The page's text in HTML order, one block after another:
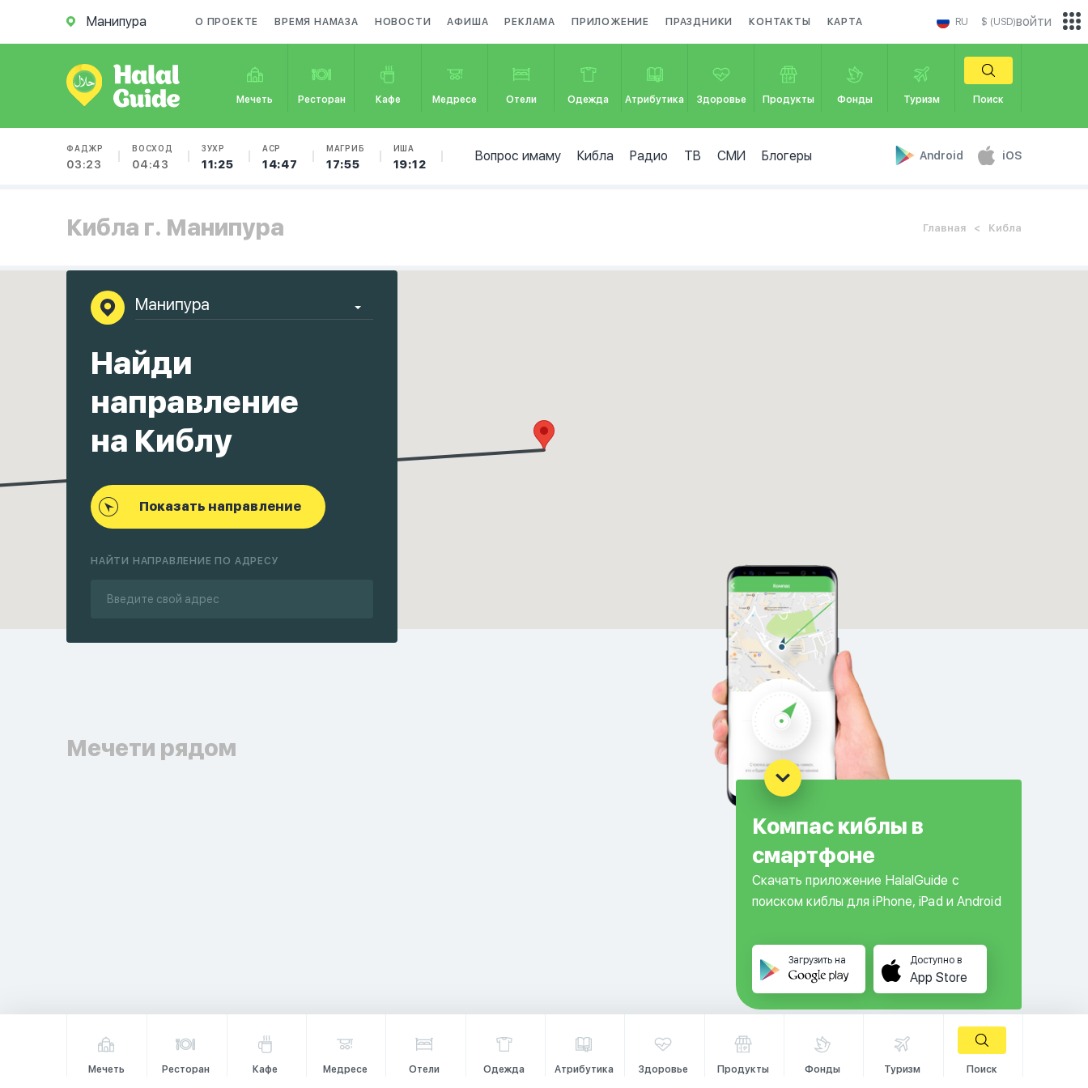
Манипура О ПРОЕКТЕ ВРЕМЯ НАМАЗА НОВОСТИ АФИША РЕКЛАМА ПРИЛОЖЕНИЕ ПРАЗДНИКИ КОНТАКТЫ КАРТА RU $ (USD)
Мечеть Ресторан Кафе Медресе Отели Одежда Атрибутика Здоровье Продукты Фонды Туризм Поиск
ФАДЖР
03:23
ВОСХОД
04:43
ЗУХР
11:25
АСР
14:47
МАГРИБ
17:55
ИША
19:12
Вопрос имаму Кибла Радио ТВ СМИ Блогеры Android iOS
войти
Кибла г. Манипура Главная Кибла
Найди
направление
на Киблу
Показать направление
НАЙТИ НАПРАВЛЕНИЕ ПО АДРЕСУ
Компас киблы в
смартфоне
Скачать приложение HalalGuide с
поиском киблы для iPhone, iPad и Android
Загрузить на Доступно в
App Store
Мечети рядом
Мечеть Ресторан Кафе Медресе Отели Одежда Атрибутика Здоровье Продукты Фонды Туризм Поиск